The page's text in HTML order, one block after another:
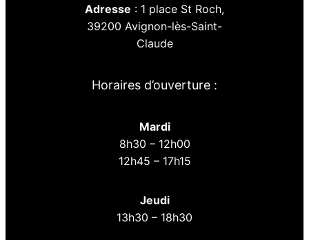
Adresse : 1 place St Roch,
39200 Avignon-lès-Saint-
Claude
Horaires d’ouverture :
Mardi
8h30 – 12h00
12h45 – 17h15
Jeudi
13h30 – 18h30